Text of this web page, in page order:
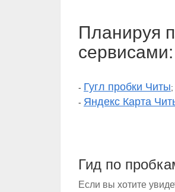
Планируя
сервисами:
- Гугл пробки Читы;
- Яндекс Карта
Гид по
Если вы хотите